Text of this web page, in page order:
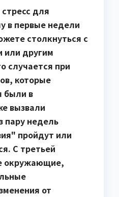
для
в первые недели
столкнуться с
или другим
случается при
которые
были в
вызвали
пару недель
пройдут или
С третьей
окружающие,
от